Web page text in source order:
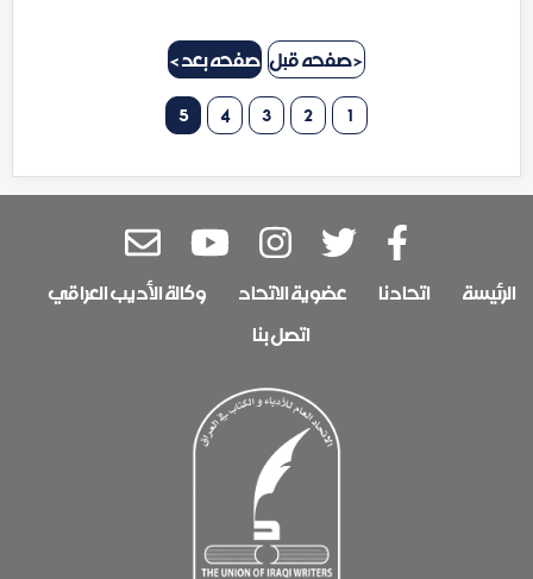
< صفحه قبل صفحه بعد >
1
2
3
4
5
الرئيسة اتحادنا عضوية الاتحاد
وكالة الأديب العراقي
اتصل بنا